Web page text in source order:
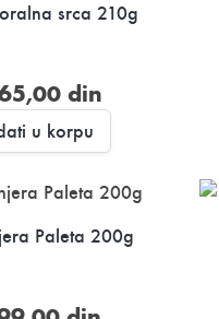
srca 210g
din
u korpu
Paleta 200g